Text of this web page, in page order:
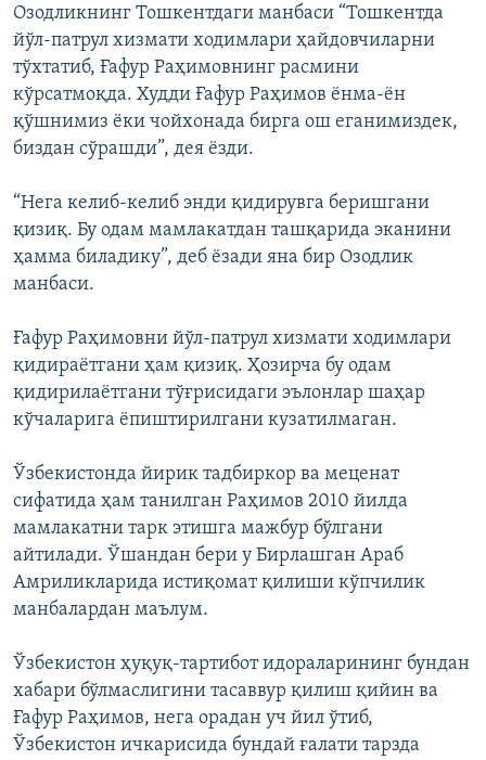
Озодликнинг Тошкентдаги манбаси “Тошкентда
йўл-патрул хизмати ходимлари ҳайдовчиларни
тўхтатиб, Ғафур Раҳимовнинг расмини
кўрсатмоқда. Худди Ғафур Раҳимов ёнма-ён
қўшнимиз ёки чойхонада бирга ош еганимиздек,
биздан сўрашди”, дея ёзди.
“Нега келиб-келиб энди қидирувга беришгани
қизиқ. Бу одам мамлакатдан ташқарида эканини
ҳамма биладику”, деб ёзади яна бир Озодлик
манбаси.
Ғафур Раҳимовни йўл-патрул хизмати ходимлари
қидираётгани ҳам қизиқ. Ҳозирча бу одам
қидирилаётгани тўғрисидаги эълонлар шаҳар
кўчаларига ёпиштирилгани кузатилмаган.
Ўзбекистонда йирик тадбиркор ва меценат
сифатида ҳам танилган Раҳимов 2010 йилда
мамлакатни тарк этишга мажбур бўлгани
айтилади. Ўшандан бери у Бирлашган Араб
Амриликларида истиқомат қилиши кўпчилик
манбалардан маълум.
Ўзбекистон ҳуқуқ-тартибот идораларининг бундан
хабари бўлмаслигини тасаввур қилиш қийин ва
Ғафур Раҳимов, нега орадан уч йил ўтиб,
Ўзбекистон ичкарисида бундай ғалати тарзда